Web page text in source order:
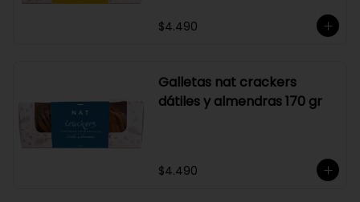
$4.490
Galletas nat crackers
dátiles y almendras 170 gr
$4.490